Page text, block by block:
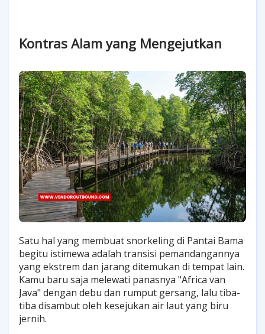
Kontras Alam yang Mengejutkan
Satu hal yang membuat snorkeling di Pantai Bama
begitu istimewa adalah transisi pemandangannya
yang ekstrem dan jarang ditemukan di tempat lain.
Kamu baru saja melewati panasnya "Africa van
Java" dengan debu dan rumput gersang, lalu tiba-
tiba disambut oleh kesejukan air laut yang biru
jernih.